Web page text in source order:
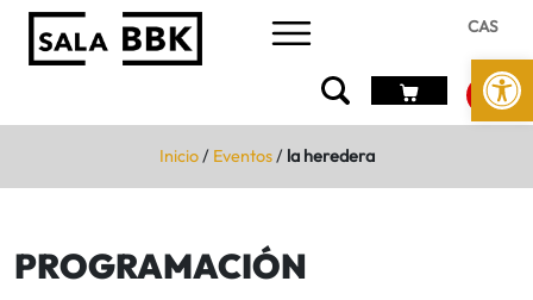
Abrir
CAS
Inicio/ Eventos/ la heredera
PROGRAMACIÓN